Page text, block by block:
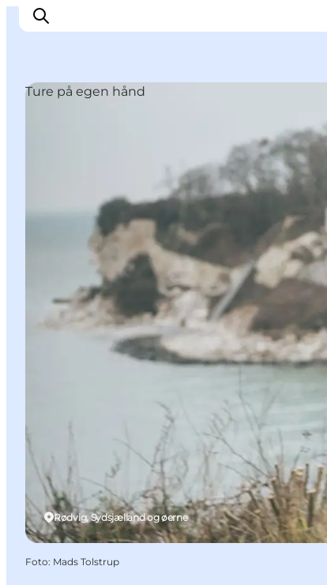
Planlæg din tur
Rødvig, Sydsjælland og øerne
Ture på egen hånd
Foto: Mads Tolstrup